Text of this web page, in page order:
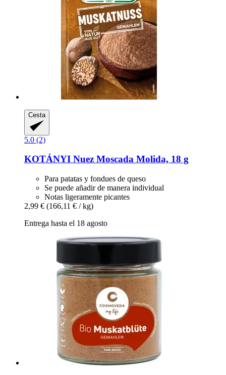
Cesta
5.0 (2)
KOTÁNYI Nuez Moscada Molida, 18 g
Para patatas y fondues de queso
Se puede añadir de manera individual
Notas ligeramente picantes
2,99 € (166,11 € / kg)
Entrega hasta el 18 agosto